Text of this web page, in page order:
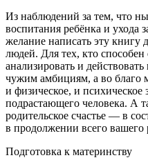
Из наблюдений за тем, что
воспитания ребёнка и ухода
желание написать эту книгу
людей. Для тех, кто
анализировать и
чужим амбициям, а во благо
и физическое, и психическое
подрастающего человека. А
родительское счастье — в
в продолжении всего вашего
Подготовка к материнству